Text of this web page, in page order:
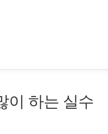
이 하는 실수